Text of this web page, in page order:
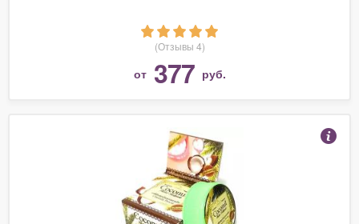
(Отзывы 4)
от 377 руб.